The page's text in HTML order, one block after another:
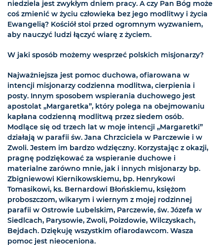
niedziela jest zwykłym dniem pracy. A czy Pan Bóg może
coś zmienić w życiu człowieka bez jego modlitwy i życia
Ewangelią? Kościół stoi przed ogromnym wyzwaniem,
aby nauczyć ludzi łączyć wiarę z życiem.
W jaki sposób możemy wesprzeć polskich misjonarzy?
Najważniejsza jest pomoc duchowa, ofiarowana w
intencji misjonarzy codzienna modlitwa, cierpienia i
posty. Innym sposobem wspierania duchowego jest
apostolat „Margaretka”, który polega na obejmowaniu
kapłana codzienną modlitwą przez siedem osób.
Modlące się od trzech lat w moje intencji „Margaretki”
działają w parafii św. Jana Chrzciciela w Parczewie i w
Zwoli. Jestem im bardzo wdzięczny. Korzystając z okazji,
pragnę podziękować za wspieranie duchowe i
materialne zarówno mnie, jak i innych misjonarzy bp.
Zbigniewowi Kiernikowskiemu, bp. Henrykowi
Tomasikowi, ks. Bernardowi Błońskiemu, księżom
proboszczom, wikarym i wiernym z mojej rodzinnej
parafii w Ostrowie Lubelskim, Parczewie, św. Józefa w
Siedlcach, Parysowie, Zwoli, Poizdowie, Wilczyskach,
Bejdach. Dziękuję wszystkim ofiarodawcom. Wasza
pomoc jest nieoceniona.